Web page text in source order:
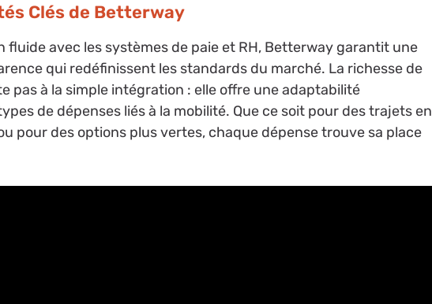
Clés de Betterway
fluide avec les systèmes de paie et RH, Betterway garantit une
qui redéfinissent les standards du marché. La richesse de
pas à la simple intégration : elle offre une adaptabilité
de dépenses liés à la mobilité. Que ce soit pour des trajets en
pour des options plus vertes, chaque dépense trouve sa place